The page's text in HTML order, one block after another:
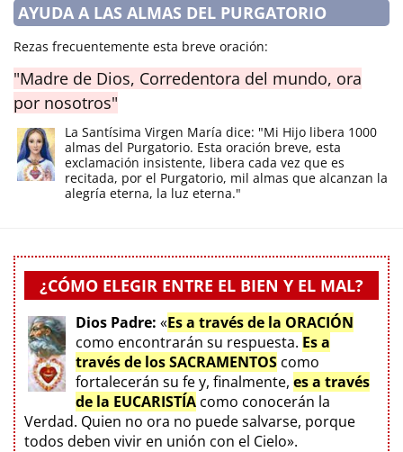
AYUDA A LAS ALMAS DEL PURGATORIO
Rezas frecuentemente esta breve oración:
"Madre de Dios, Corredentora del mundo, ora
por nosotros"
La Santísima Virgen María dice: "Mi Hijo libera 1000
almas del Purgatorio. Esta oración breve, esta
exclamación insistente, libera cada vez que es
recitada, por el Purgatorio, mil almas que alcanzan la
alegría eterna, la luz eterna."
¿CÓMO ELEGIR ENTRE EL BIEN Y EL MAL?
Dios Padre: «Es a través de la ORACIÓN
como encontrarán su respuesta. Es a
través de los SACRAMENTOS como
fortalecerán su fe y, finalmente, es a través
de la EUCARISTÍA como conocerán la
Verdad. Quien no ora no puede salvarse, porque
todos deben vivir en unión con el Cielo».